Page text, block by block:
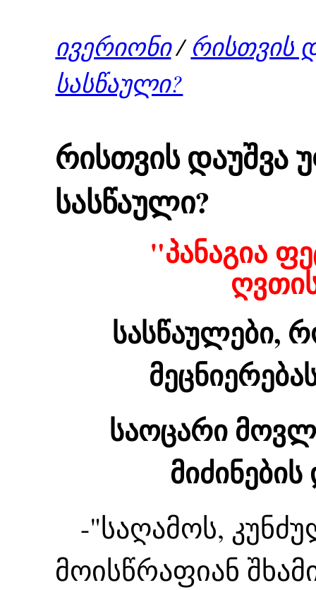
ივერიონი/რისთვის
სასწაული?
რისთვის დაუშვა
სასწაული?
"პანაგია
სასწაულები,
საოცარი
-"საღამოს,
მოისწრაფიან